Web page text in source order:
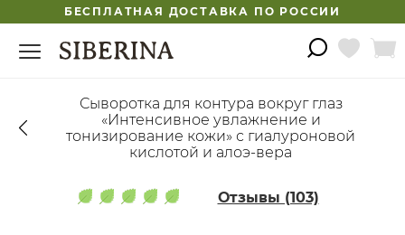
БЕСПЛАТНАЯ ДОСТАВКА ПО РОССИИ
Сыворотка для контура вокруг глаз
«Интенсивное увлажнение и
тонизирование кожи» с гиалуроновой
кислотой и алоэ-вера
Отзывы (103)